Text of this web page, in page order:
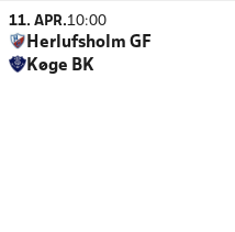
11. APR.10:00
Herlufsholm GF
Køge BK